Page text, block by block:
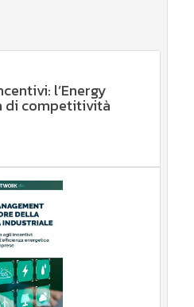
l’Energy
di competitività